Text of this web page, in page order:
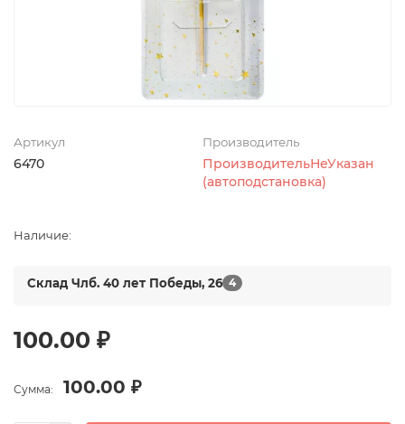
Артикул
6470
Производитель
ПроизводительНеУказан
(автоподстановка)
Наличие:
Склад Члб. 40 лет Победы, 26 4
100.00 ₽
Сумма: 100.00 ₽